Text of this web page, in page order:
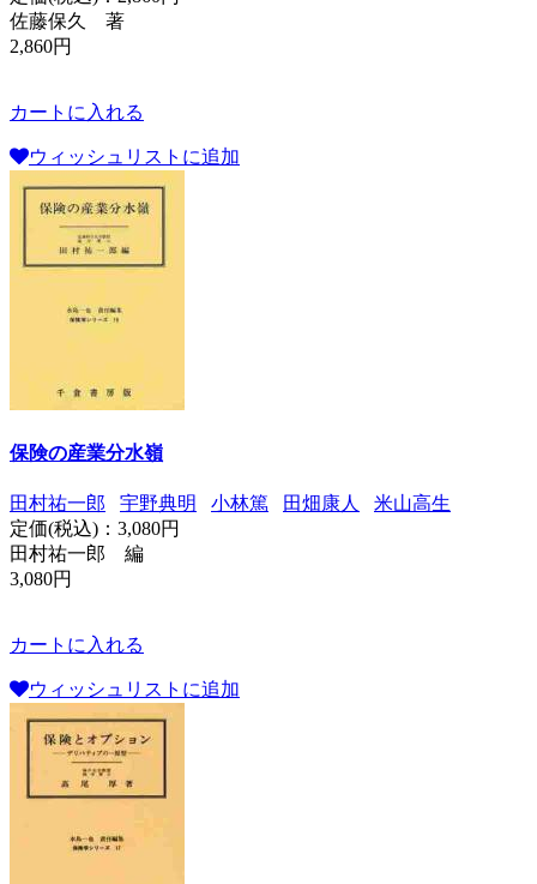
佐藤保久 著
2,860円
カートに入れる
ウィッシュリストに追加
保険の産業分水嶺
田村祐一郎 宇野典明 小林篤 田畑康人
米山高生
定価(税込)： 3,080円
田村祐一郎 編
3,080円
カートに入れる
ウィッシュリストに追加